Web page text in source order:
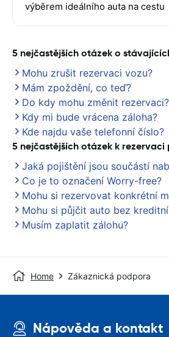
výběrem ideálního auta na cestu
5 nejčastějších otázek o
Mohu zrušit rezervaci vozu?
Mám zpoždění, co teď?
Do kdy mohu změnit rezervaci?
Kdy mi bude vrácena záloha?
Kde najdu vaše telefonní číslo?
5 nejčastějších otázek k rezervaci
Jaká pojištění jsou součástí
Co je to označení Worry-free?
Mohu si rezervovat konkrétní
Mohu si půjčit auto bez
Musím zaplatit zálohu?
Home Zákaznická podpora
Nápověda a kontakt